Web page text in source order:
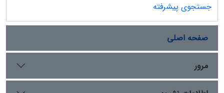
جستجوی پیشرفته
صفحه اصلی
مرور